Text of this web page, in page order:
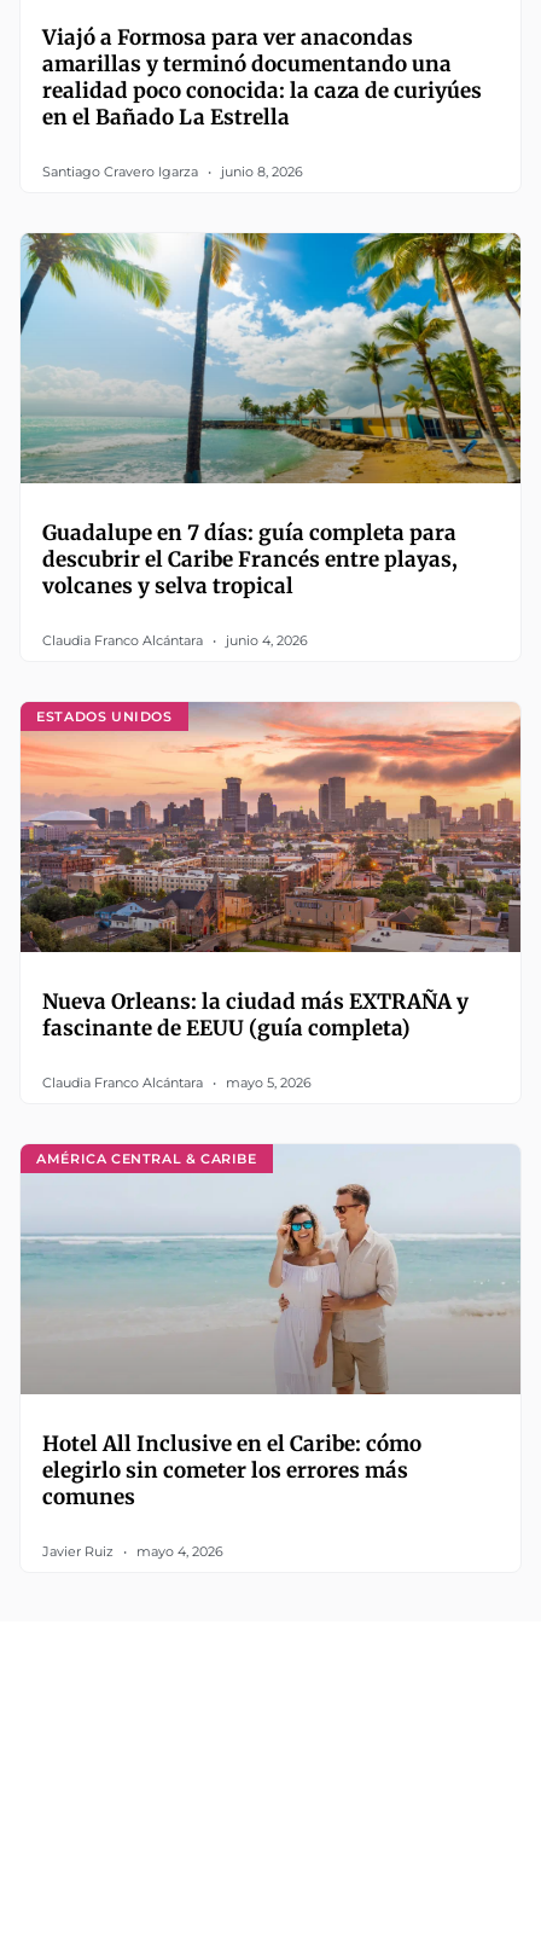
Viajó a Formosa para ver anacondas
amarillas y terminó documentando una
realidad poco conocida: la caza de curiyúes
en el Bañado La Estrella
Santiago Cravero Igarza junio 8, 2026
Guadalupe en 7 días: guía completa para
descubrir el Caribe Francés entre playas,
volcanes y selva tropical
Claudia Franco Alcántara junio 4, 2026
ESTADOS UNIDOS
Nueva Orleans: la ciudad más EXTRAÑA y
fascinante de EEUU (guía completa)
Claudia Franco Alcántara mayo 5, 2026
AMÉRICA CENTRAL & CARIBE
Hotel All Inclusive en el Caribe: cómo
elegirlo sin cometer los errores más
comunes
Javier Ruiz mayo 4, 2026